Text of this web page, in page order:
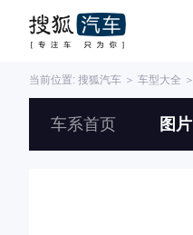
当前位置: 搜狐汽车 ＞ 车型大全 ＞
车系首页 图片